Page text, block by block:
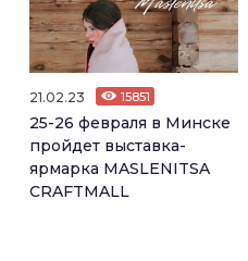
21.02.23 15851
25-26 февраля в Минске
пройдет выставка-
ярмарка MASLENITSA
CRAFTMALL